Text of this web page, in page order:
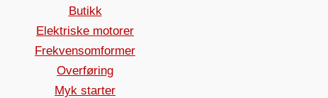
Butikk
Elektriske motorer
Frekvensomformer
Overføring
Myk starter